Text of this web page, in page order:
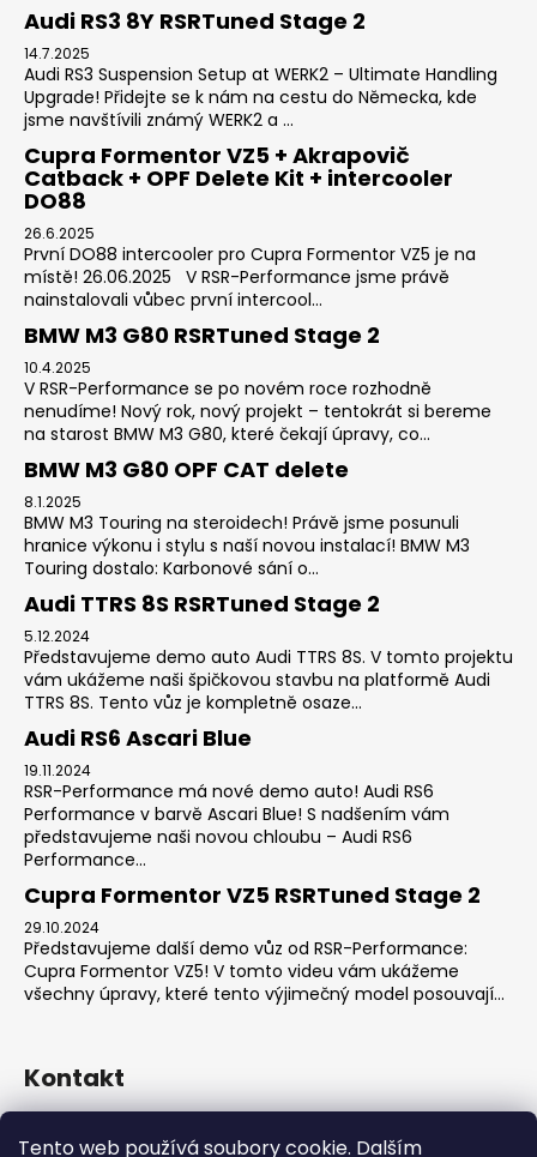
Tento web používá soubory cookie. Dalším
Audi RS3 8Y RSRTuned Stage 2
14.7.2025
Audi RS3 Suspension Setup at WERK2 – Ultimate Handling
Upgrade! Přidejte se k nám na cestu do Německa, kde
jsme navštívili známý WERK2 a ...
Cupra Formentor VZ5 + Akrapovič
Catback + OPF Delete Kit + intercooler
DO88
26.6.2025
První DO88 intercooler pro Cupra Formentor VZ5 je na
místě! 26.06.2025 V RSR-Performance jsme právě
nainstalovali vůbec první intercool...
BMW M3 G80 RSRTuned Stage 2
10.4.2025
V RSR-Performance se po novém roce rozhodně
nenudíme! Nový rok, nový projekt – tentokrát si bereme
na starost BMW M3 G80, které čekají úpravy, co...
BMW M3 G80 OPF CAT delete
8.1.2025
BMW M3 Touring na steroidech! Právě jsme posunuli
hranice výkonu i stylu s naší novou instalací! BMW M3
Touring dostalo: Karbonové sání o...
Audi TTRS 8S RSRTuned Stage 2
5.12.2024
Představujeme demo auto Audi TTRS 8S. V tomto projektu
vám ukážeme naši špičkovou stavbu na platformě Audi
TTRS 8S. Tento vůz je kompletně osaze...
Audi RS6 Ascari Blue
19.11.2024
RSR-Performance má nové demo auto! Audi RS6
Performance v barvě Ascari Blue! S nadšením vám
představujeme naši novou chloubu – Audi RS6
Performance...
Cupra Formentor VZ5 RSRTuned Stage 2
29.10.2024
Představujeme další demo vůz od RSR-Performance:
Cupra Formentor VZ5! V tomto videu vám ukážeme
všechny úpravy, které tento výjimečný model posouvají...
Kontakt